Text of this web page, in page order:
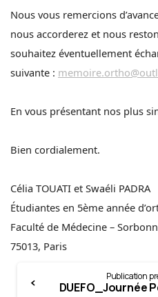
Nous vous remercions
nous accorderez et nous
souhaitez éventuellement
suivante :
En vous présentant nos plus
Bien cordialement.
Célia TOUATI et Swaéli PADRA
Étudiantes en 5ème année
Faculté de Médecine –
75013, Paris
Publication